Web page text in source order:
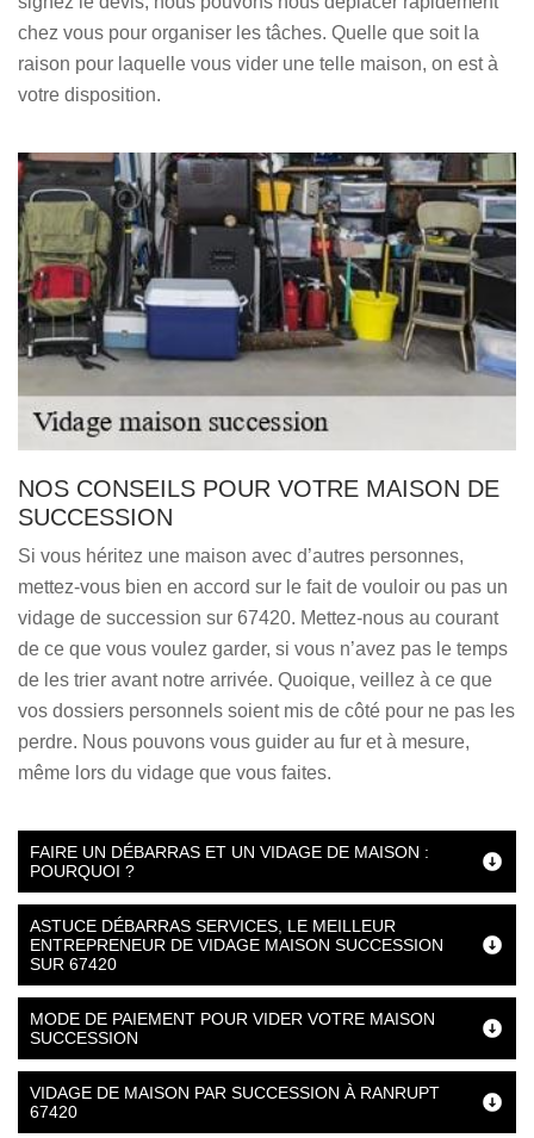
chez vous pour organiser les tâches. Quelle que soit la
raison pour laquelle vous vider une telle maison, on est à
votre disposition.
NOS CONSEILS POUR VOTRE MAISON DE
SUCCESSION
Si vous héritez une maison avec d’autres personnes,
mettez-vous bien en accord sur le fait de vouloir ou pas un
vidage de succession sur 67420. Mettez-nous au courant
de ce que vous voulez garder, si vous n’avez pas le temps
de les trier avant notre arrivée. Quoique, veillez à ce que
vos dossiers personnels soient mis de côté pour ne pas les
perdre. Nous pouvons vous guider au fur et à mesure,
même lors du vidage que vous faites.
FAIRE UN DÉBARRAS ET UN VIDAGE DE MAISON :
POURQUOI ?
ASTUCE DÉBARRAS SERVICES, LE MEILLEUR
ENTREPRENEUR DE VIDAGE MAISON SUCCESSION
SUR 67420
MODE DE PAIEMENT POUR VIDER VOTRE MAISON
SUCCESSION
VIDAGE DE MAISON PAR SUCCESSION À RANRUPT
67420